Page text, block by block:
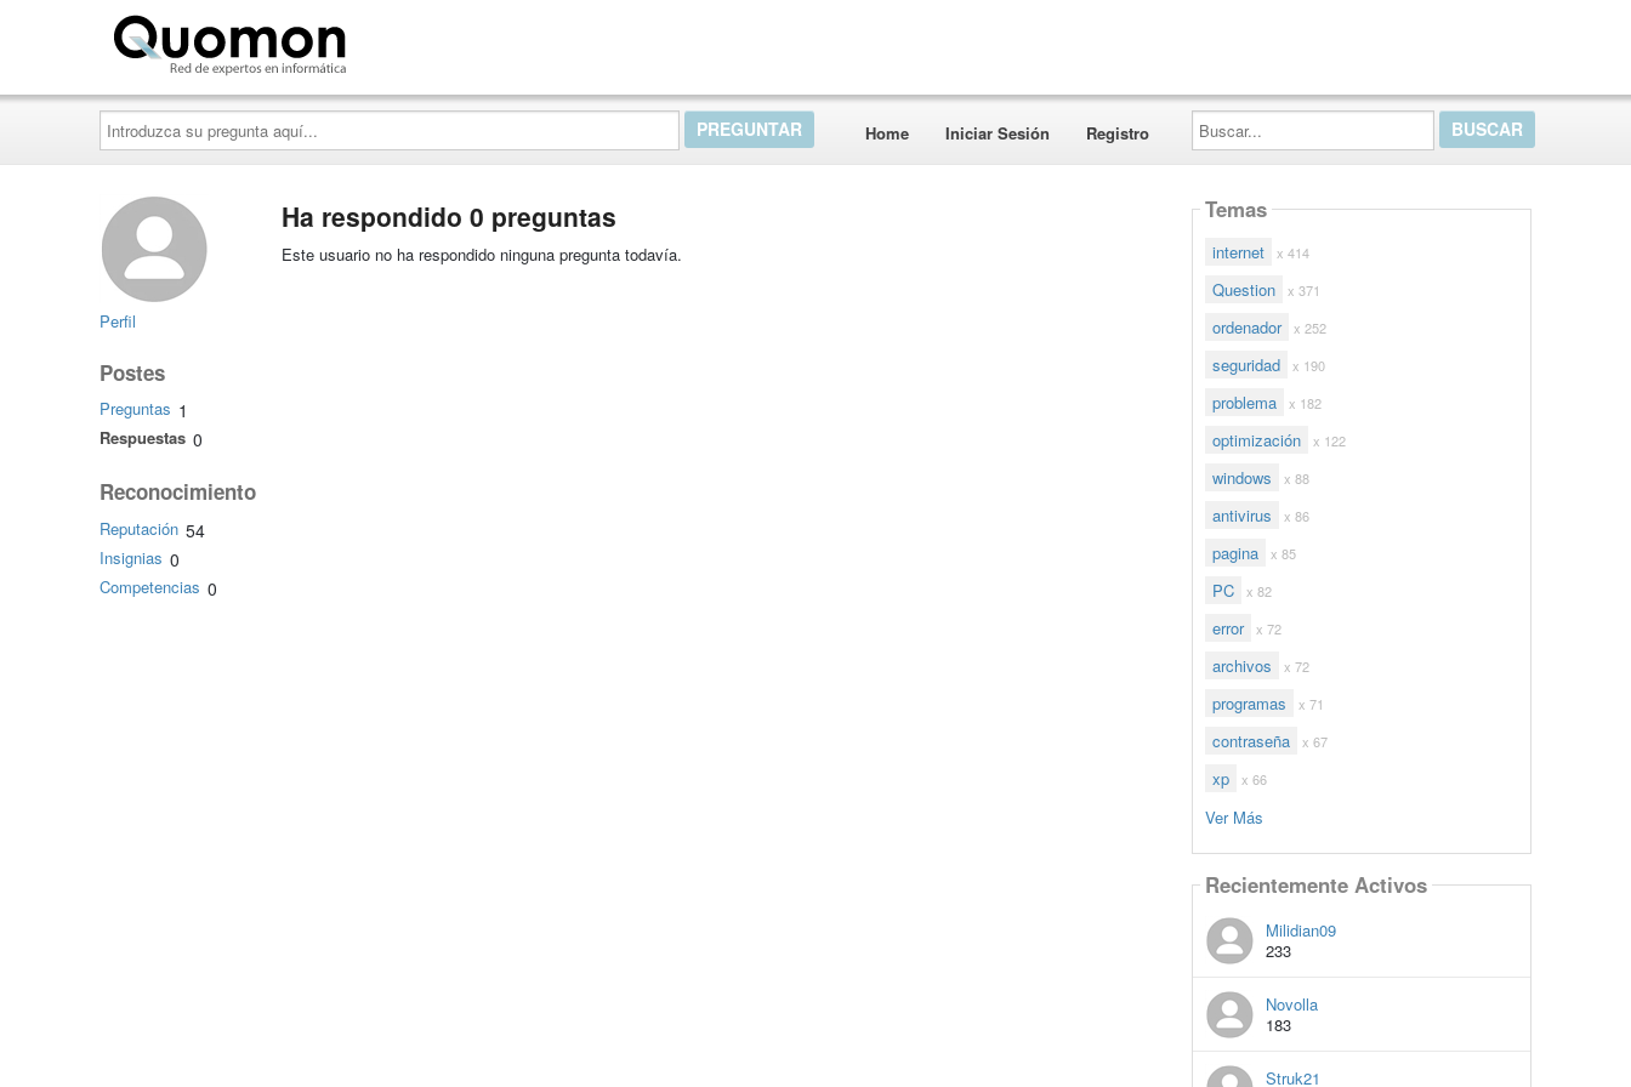
Introduzca
su
pregunta
aquí...
Home Iniciar Sesión Registro
Buscar...
Perfil
Postes
Preguntas 1
Respuestas 0
Reconocimiento
Reputación 54
Insignias 0
Competencias 0
Ha respondido 0 preguntas
Este usuario no ha respondido ninguna pregunta todavía.
Temas
internet x 414
Question x 371
ordenador x 252
seguridad x 190
problema x 182
optimización x 122
windows x 88
antivirus x 86
pagina x 85
PC x 82
error x 72
archivos x 72
programas x 71
contraseña x 67
xp x 66
Ver Más
Recientemente Activos
Milidian09
233
Novolla
183
Struk21